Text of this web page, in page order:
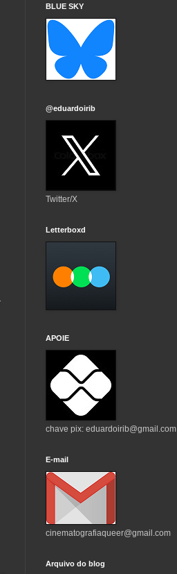
BLUE SKY
@eduardoirib
Twitter/X
Letterboxd
APOIE
chave pix: eduardoirib@gmail.com
E-mail
cinematografiaqueer@gmail.com
Arquivo do blog